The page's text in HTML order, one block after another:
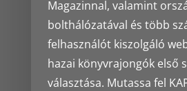
Magazinnal, valamint
bolthálózatával és több
felhasználót kiszolgáló
hazai könyvrajongók első
választása. Mutassa fel